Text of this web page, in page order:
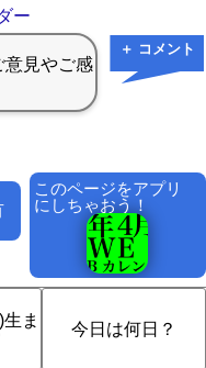
ー
＋ コメント
このページをアプリ
にしちゃおう！
ま
今日は何日？